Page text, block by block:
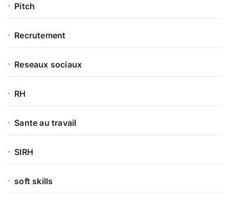
Pitch
Recrutement
Reseaux sociaux
RH
Sante au travail
SIRH
soft skills